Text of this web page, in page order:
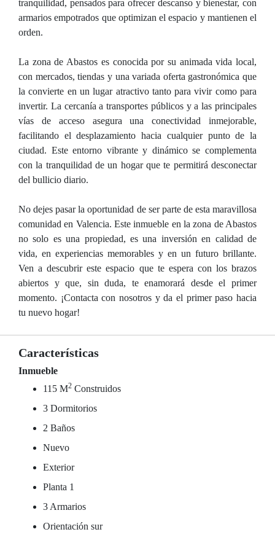
tranquilidad, pensados para ofrecer descanso y bienestar, con
armarios empotrados que optimizan el espacio y mantienen el
orden.
La zona de Abastos es conocida por su animada vida local,
con mercados, tiendas y una variada oferta gastronómica que
la convierte en un lugar atractivo tanto para vivir como para
invertir. La cercanía a transportes públicos y a las principales
vías de acceso asegura una conectividad inmejorable,
facilitando el desplazamiento hacia cualquier punto de la
ciudad. Este entorno vibrante y dinámico se complementa
con la tranquilidad de un hogar que te permitirá desconectar
del bullicio diario.
No dejes pasar la oportunidad de ser parte de esta maravillosa
comunidad en Valencia. Este inmueble en la zona de Abastos
no solo es una propiedad, es una inversión en calidad de
vida, en experiencias memorables y en un futuro brillante.
Ven a descubrir este espacio que te espera con los brazos
abiertos y que, sin duda, te enamorará desde el primer
momento. ¡Contacta con nosotros y da el primer paso hacia
tu nuevo hogar!
Características
Inmueble
115 M2 Construidos
3 Dormitorios
2 Baños
Nuevo
Exterior
Planta 1
3 Armarios
Orientación sur